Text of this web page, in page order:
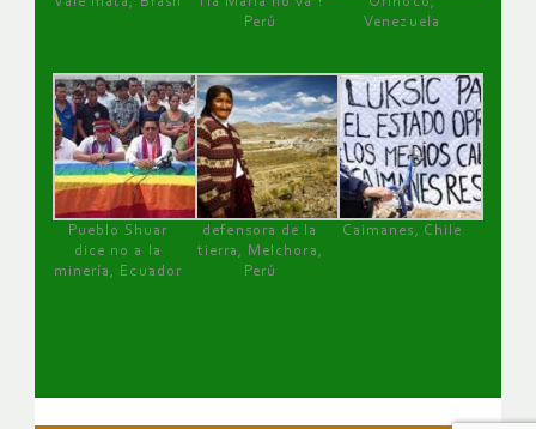
Perú
Venezuela
Pueblo Shuar
dice no a la
minería, Ecuador
defensora de la
tierra, Melchora,
Perú
Caimanes, Chile